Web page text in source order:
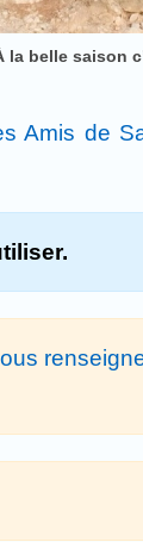
la belle saison
Amis de